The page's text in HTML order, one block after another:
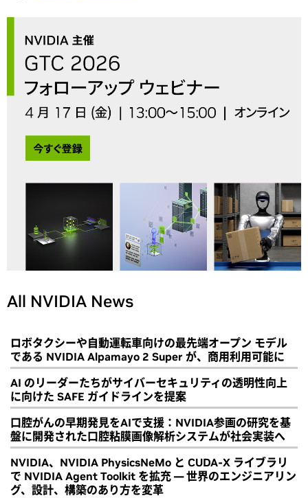
All NVIDIA News
ロボタクシーや自動運転車向けの最先端オープン モデル
である NVIDIA Alpamayo 2 Super が、商用利用可能に
AI のリーダーたちがサイバーセキュリティの透明性向上
に向けた SAFE ガイドラインを提案
口腔がんの早期発見をAIで支援：NVIDIA参画の研究を基
盤に開発された口腔粘膜画像解析システムが社会実装へ
NVIDIA、NVIDIA PhysicsNeMo と CUDA-X ライブラリ
で NVIDIA Agent Toolkit を拡充 ― 世界のエンジニアリン
グ、設計、構築のあり方を変革